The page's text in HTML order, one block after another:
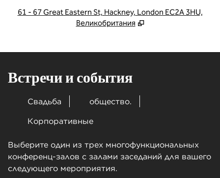
61 - 67 Great Eastern St, Hackney, London EC2A 3HU,
Великобритания
Встречи и события
Свадьба
общество.
Корпоративные
Выберите один из трех многофункциональных
конференц-залов с залами заседаний для вашего
следующего мероприятия.